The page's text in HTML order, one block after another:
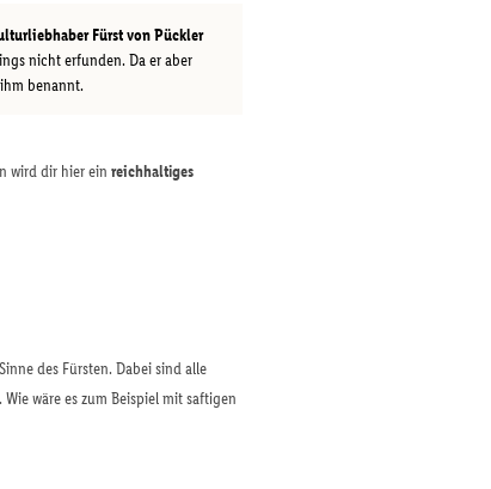
Fürst von Pückler
nicht erfunden. Da er aber
benannt.
wird dir hier ein reichhaltiges
des Fürsten. Dabei sind alle
wäre es zum Beispiel mit saftigen